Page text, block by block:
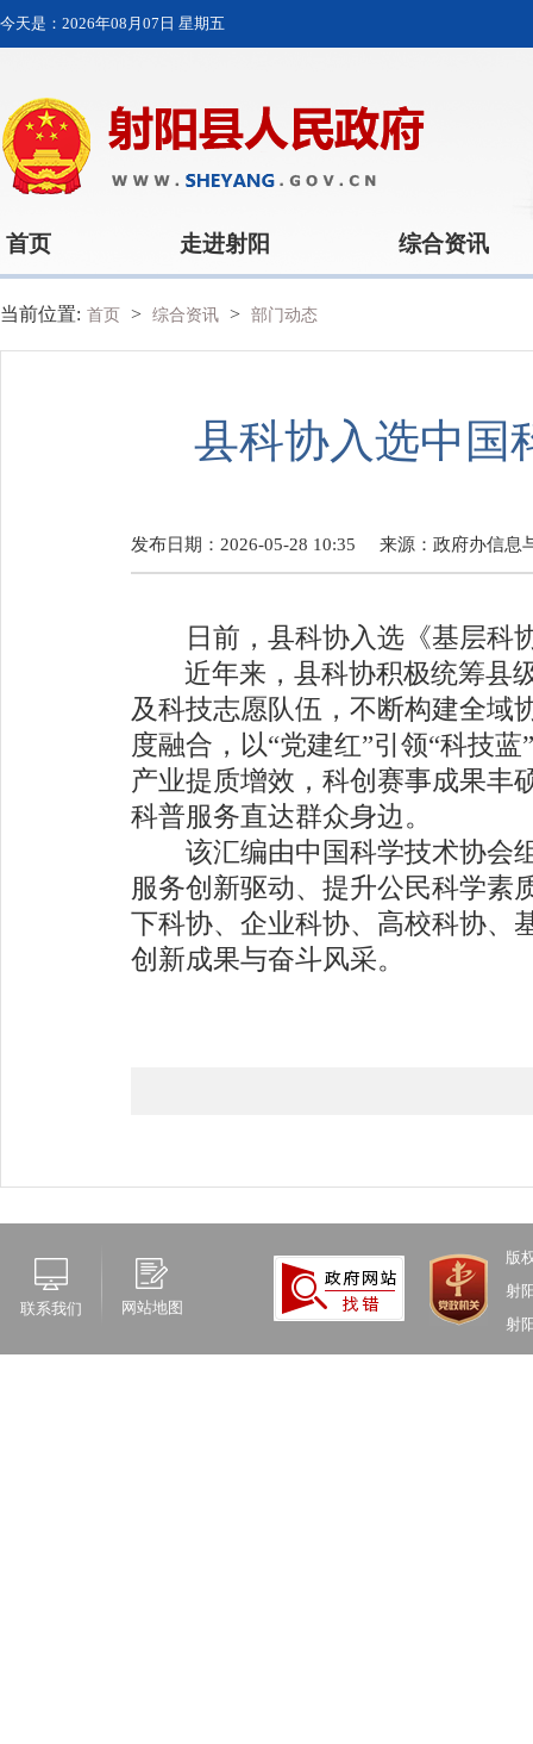
今天是： 2026年08月07日 星期五
首页 走进射阳 综合资讯
当前位置: 首页 > 综合资讯 > 部门动态
县科协入选中国
发布日期：2026-05-28 10:35 来源： 政府办信息
日前，县科协入选《基层科
近年来，县科协积极统筹县
及科技志愿队伍，不断构建全域
度融合，以“党建红”引领“科技蓝”
产业提质增效，科创赛事成果丰
科普服务直达群众身边。
该汇编由中国科学技术协会组
服务创新驱动、提升公民科学素
下科协、企业科协、高校科协、
创新成果与奋斗风采。
联系我们 网站地图
版
射
射